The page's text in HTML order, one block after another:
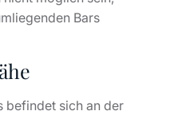
Bars
befindet sich an der